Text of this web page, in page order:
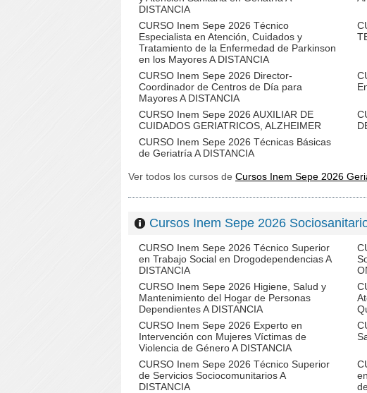
DISTANCIA
CURSO Inem Sepe 2026 Técnico
Especialista en Atención, Cuidados y
Tratamiento de la Enfermedad de Parkinson
en los Mayores A DISTANCIA
CURSO Inem Sepe 2026 Director-
Coordinador de Centros de Día para
Mayores A DISTANCIA
CURSO Inem Sepe 2026 AUXILIAR DE
CUIDADOS GERIATRICOS, ALZHEIMER
CURSO Inem Sepe 2026 Técnicas Básicas
de Geriatría A DISTANCIA
Ver todos los cursos de Cursos Inem Sepe 2026
Cursos Inem Sepe 2026
CURSO Inem Sepe 2026 Técnico Superior
en Trabajo Social en Drogodependencias A
DISTANCIA
CURSO Inem Sepe 2026 Higiene, Salud y
Mantenimiento del Hogar de Personas
Dependientes A DISTANCIA
CURSO Inem Sepe 2026 Experto en
Intervención con Mujeres Víctimas de
Violencia de Género A DISTANCIA
CURSO Inem Sepe 2026 Técnico Superior
de Servicios Sociocomunitarios A
DISTANCIA